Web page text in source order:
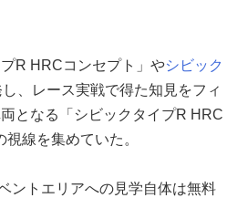
R HRCコンセプト」やシビック
、レース実戦で得た知見をフィ
となる「シビックタイプR HRC
線を集めていた。
ントエリアへの見学自体は無料